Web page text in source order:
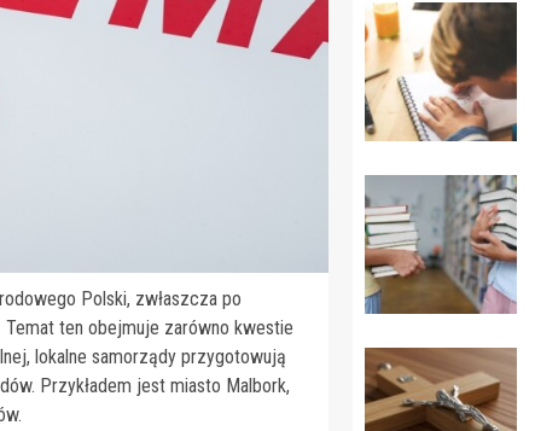
Polski, zwłaszcza po
ten obejmuje zarówno kwestie
lokalne samorządy przygotowują
Przykładem jest miasto Malbork,